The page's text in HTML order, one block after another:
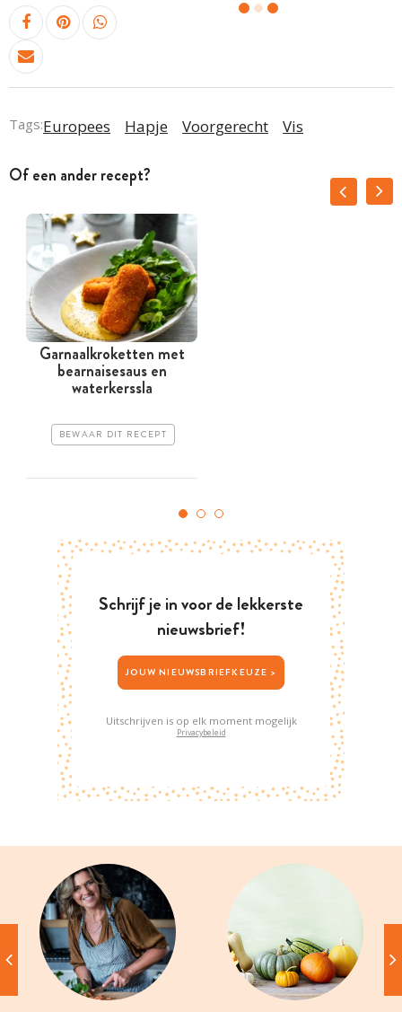
Tags:Europees Hapje Voorgerecht Vis
Of een ander recept?
Garnaalkroketten met
bearnaisesaus en
waterkerssla
BEWAAR DIT RECEPT
Schrijf je in voor de lekkerste
nieuwsbrief!
JOUW NIEUWSBRIEFKEUZE >
Uitschrijven is op elk moment mogelijk
Privacybeleid